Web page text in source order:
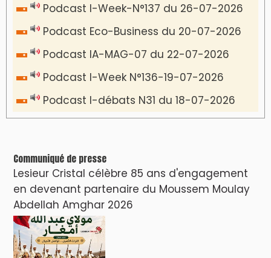
Podcast I-Week-N°137 du 26-07-2026
Podcast Eco-Business du 20-07-2026
Podcast IA-MAG-07 du 22-07-2026
Podcast I-Week N°136-19-07-2026
Podcast I-débats N31 du 18-07-2026
Communiqué de presse
Lesieur Cristal célèbre 85 ans d'engagement
en devenant partenaire du Moussem Moulay
Abdellah Amghar 2026